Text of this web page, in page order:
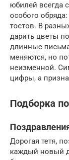
юбилей всегда
особого
тостов. В
дарить цветы
длинные
меняются, но
неизменной.
цифры, а
Подборка
Дорогая тетя,
каждый новый